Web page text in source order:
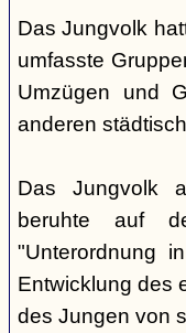
Das Jungvolk
umfasste
Umzügen und
anderen
Das Jungvolk
beruhte auf
"Unterordnung
Entwicklung des
des Jungen von